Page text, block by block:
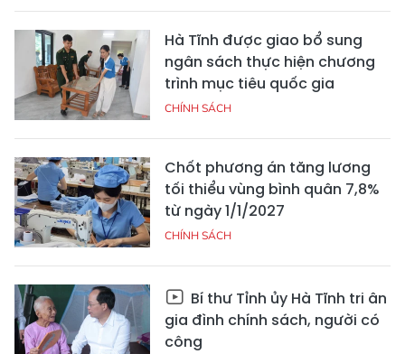
Hà Tĩnh được giao bổ sung
ngân sách thực hiện chương
trình mục tiêu quốc gia
CHÍNH SÁCH
Chốt phương án tăng lương
tối thiểu vùng bình quân 7,8%
từ ngày 1/1/2027
CHÍNH SÁCH
Bí thư Tỉnh ủy Hà Tĩnh tri ân
gia đình chính sách, người có
công